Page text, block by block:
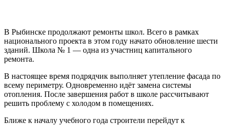
В Рыбинске продолжают ремонты школ. Всего в рамках
национального проекта в этом году начато обновление шести
зданий. Школа № 1 — одна из участниц капитального
ремонта.
В настоящее время подрядчик выполняет утепление фасада по
всему периметру. Одновременно идёт замена системы
отопления. После завершения работ в школе рассчитывают
решить проблему с холодом в помещениях.
Ближе к началу учебного года строители перейдут к